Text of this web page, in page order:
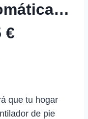
€
que tu hogar
de pie